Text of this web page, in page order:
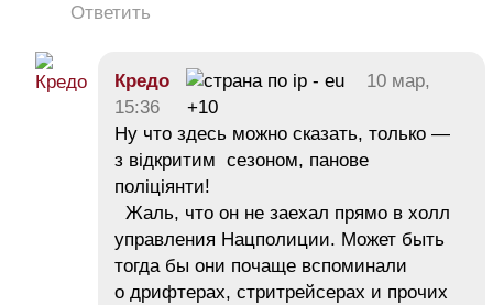
Ответить
Кредо
10 мар,
15:36
+10
Ну что здесь можно сказать, только —
з відкритим сезоном, панове
поліціянти!
Жаль, что он не заехал прямо в холл
управления Нацполиции. Может быть
тогда бы они почаще вспоминали
о дрифтерах, стритрейсерах и прочих